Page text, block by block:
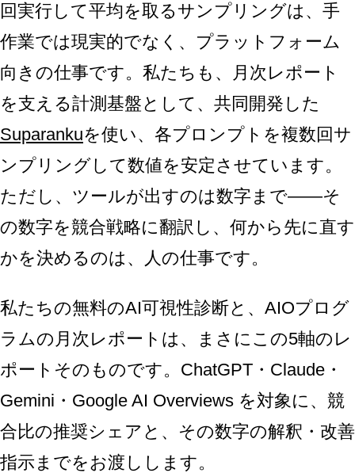
回実行して平均を取るサンプリングは、手
作業では現実的でなく、プラットフォーム
向きの仕事です。私たちも、月次レポート
を支える計測基盤として、共同開発した
Suparankuを使い、各プロンプトを複数回サ
ンプリングして数値を安定させています。
ただし、ツールが出すのは数字まで——そ
の数字を競合戦略に翻訳し、何から先に直す
かを決めるのは、人の仕事です。
私たちの無料のAI可視性診断と、AIOプログ
ラムの月次レポートは、まさにこの5軸のレ
ポートそのものです。ChatGPT・Claude・
Gemini・Google AI Overviews を対象に、競
合比の推奨シェアと、その数字の解釈・改善
指示までをお渡しします。